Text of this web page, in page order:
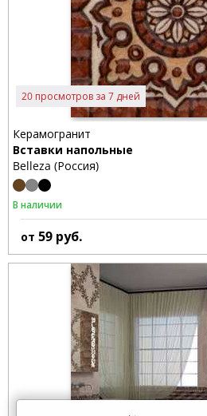
20 просмотров за 7 дней
Керамогранит
Вставки напольные
Belleza (Россия)
В наличии
от 59 руб.